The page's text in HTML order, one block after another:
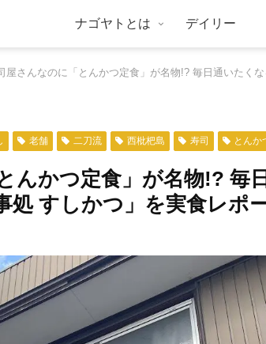
ナゴヤトとは デイリー
屋さんなのに「とんかつ定食」が名物!? 毎日通いたく
老舗 二刀流 西枇杷島 寿司 とんか
んかつ定食」が名物!? 毎
処 すしかつ」を実食レポ